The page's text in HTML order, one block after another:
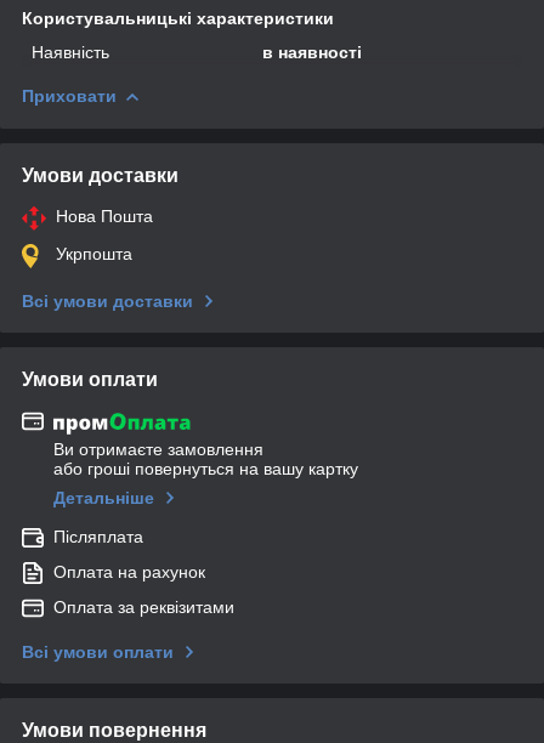
Користувальницькі характеристики
Наявність
в наявності
Приховати
Умови доставки
Нова Пошта
Укрпошта
Всі умови доставки
Умови оплати
Ви отримаєте замовлення
або гроші повернуться на вашу картку
Детальніше
Післяплата
Оплата на рахунок
Оплата за реквізитами
Всі умови оплати
Умови повернення